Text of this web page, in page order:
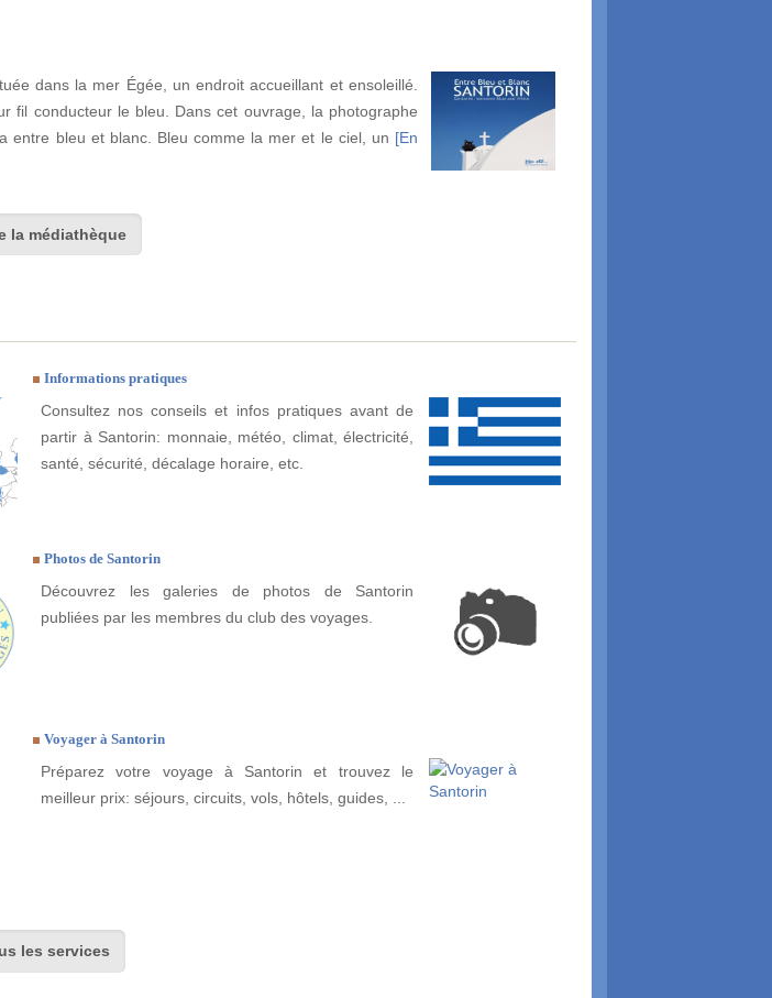
dans la mer Égée, un endroit accueillant et ensoleillé.
fil conducteur le bleu. Dans cet ouvrage, la photographe
entre bleu et blanc. Bleu comme la mer et le ciel, un [En
la médiathèque
Informations pratiques
Consultez nos conseils et infos pratiques avant de
partir à Santorin: monnaie, météo, climat, électricité,
santé, sécurité, décalage horaire, etc.
Photos de Santorin
Découvrez les galeries de photos de Santorin
publiées par les membres du club des voyages.
Voyager à Santorin
Préparez votre voyage à Santorin et trouvez le
meilleur prix: séjours, circuits, vols, hôtels, guides, ...
les services